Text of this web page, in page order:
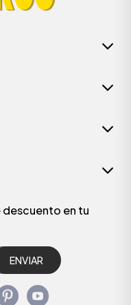
en tu
ENVIAR